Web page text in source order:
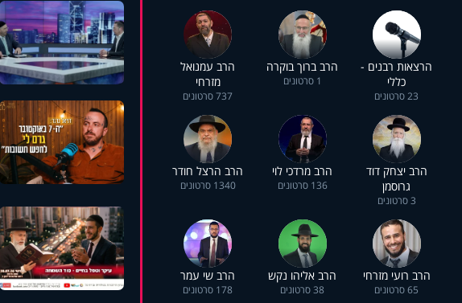
הרצאות רבנים -
כללי
23 סרטונים
הרב ברוך בוקרה
1 סרטונים
הרב עמנואל
מזרחי
737 סרטונים
הרב יצחק דוד
גרוסמן
3 סרטונים
הרב מרדכי לוי
136 סרטונים
הרב הרצל חודר
1340 סרטונים
הרב רועי מזרחי
65 סרטונים
הרב אליהו נקש
38 סרטונים
הרב שי עמר
178 סרטונים